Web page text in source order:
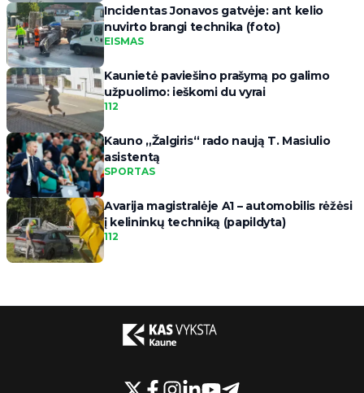
Incidentas Jonavos gatvėje: ant kelio
nuvirto brangi technika (foto)
EISMAS
Kaunietė paviešino prašymą po galimo
užpuolimo: ieškomi du vyrai
112
Kauno „Žalgiris“ rado naują T. Masiulio
asistentą
SPORTAS
Avarija magistralėje A1 – automobilis rėžėsi
į kelininkų techniką (papildyta)
112